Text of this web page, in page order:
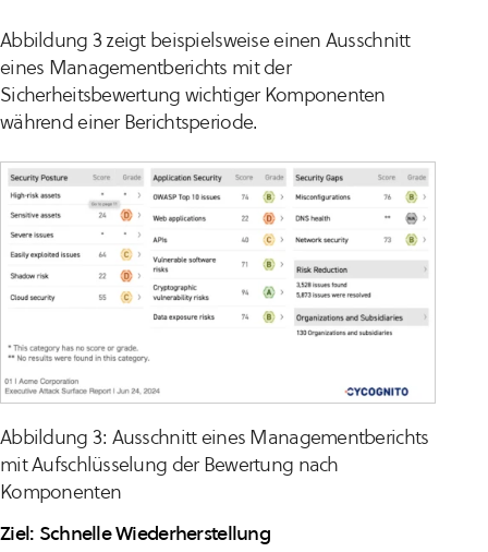
Abbildung 3 zeigt beispielsweise einen Ausschnitt
eines Managementberichts mit der
Sicherheitsbewertung wichtiger Komponenten
während einer Berichtsperiode.
Abbildung 3: Ausschnitt eines Managementberichts
mit Aufschlüsselung der Bewertung nach
Komponenten
Ziel: Schnelle Wiederherstellung